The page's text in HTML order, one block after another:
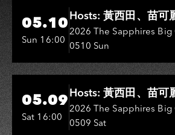
Hi-Ing Music Hall
05.10
Sun 16:00
Hosts: 黃西田、苗可
Entertainers: 葉啟田
敏、王彩樺、王瑞霞
彬、邵大倫、曹雅雯
瑤
2026 The Sapphires
0510 Sun
Hi-Ing Music Hall
05.09
Sat 16:00
Hosts: 黃西田、苗可
Entertainers: 葉啟田
敏、張秀卿、王彩樺
2026 The Sapphires
0509 Sat